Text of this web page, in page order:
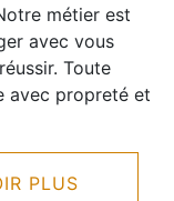
métier est
avec vous
Toute
avec propreté et
PLUS